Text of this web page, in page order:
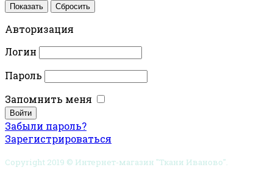
Показать Сбросить
Авторизация
Логин
Пароль
Запомнить меня
Забыли пароль?
Зарегистрироваться
Copyright 2019 © Интернет-магазин "Ткани Иваново".